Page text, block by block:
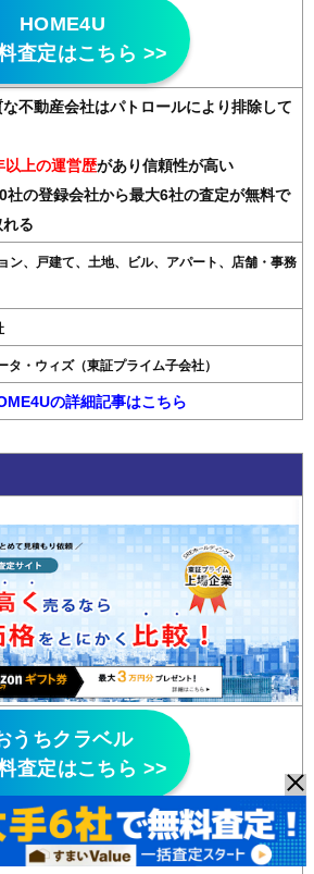
HOME4U
査定はこちら >>
な不動産会社はパトロールにより排除して
以上の運営歴があり信頼性が高い
社の登録会社から最大6社の査定が無料で
る
ン、戸建て、土地、ビル、アパート、店舗・事務
タ・ウィズ（東証プライム子会社）
の詳細記事はこちら
うちクラベル
査定はこちら >>
を活用、査定依頼後すぐに結果が分かる
プライム上場企業が運営する一括査定サイ